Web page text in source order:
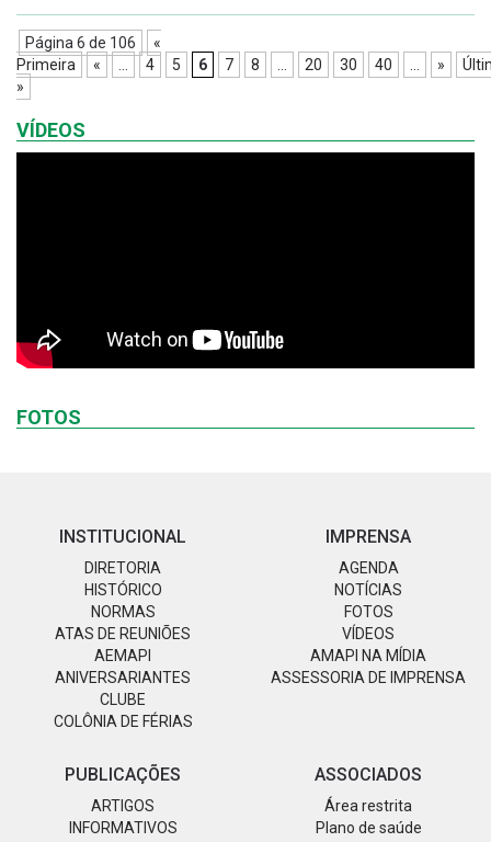
Página 6 de 106
«
Primeira
« ... 4 5 6 7 8 ... 20 30 40 ... »
»
VÍDEOS
FOTOS
INSTITUCIONAL
DIRETORIA
HISTÓRICO
NORMAS
ATAS DE REUNIÕES
AEMAPI
ANIVERSARIANTES
CLUBE
COLÔNIA DE FÉRIAS
IMPRENSA
AGENDA
NOTÍCIAS
FOTOS
VÍDEOS
AMAPI NA MÍDIA
ASSESSORIA DE IMPRENSA
PUBLICAÇÕES
ARTIGOS
INFORMATIVOS
ASSOCIADOS
Área restrita
Plano de saúde